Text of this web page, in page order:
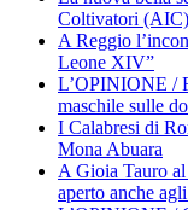
Coltivatori (AIC)
A Reggio
Leone XIV”
L’OPINIONE /
maschile sulle
I Calabresi di
Mona Abuara
A Gioia Tauro
aperto anche